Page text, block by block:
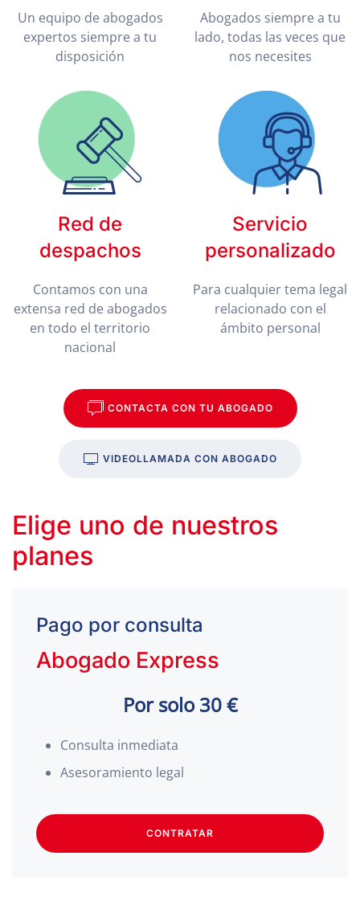
Un equipo de abogados
expertos siempre a tu
disposición
Abogados siempre a tu
lado, todas las veces que
nos necesites
Red de
despachos
Contamos con una
extensa red de abogados
en todo el territorio
nacional
Servicio
personalizado
Para cualquier tema legal
relacionado con el
ámbito personal
CONTACTA CON TU ABOGADO
VIDEOLLAMADA CON ABOGADO
Elige uno de nuestros
planes
Pago por consulta
Abogado Express
Por solo 30 €
Consulta inmediata
Asesoramiento legal
CONTRATAR